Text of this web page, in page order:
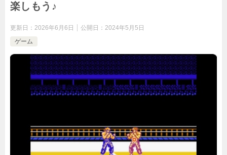
楽しもう♪
更新日： 2026年6月6日 公開日： 2024年5月5日
ゲーム